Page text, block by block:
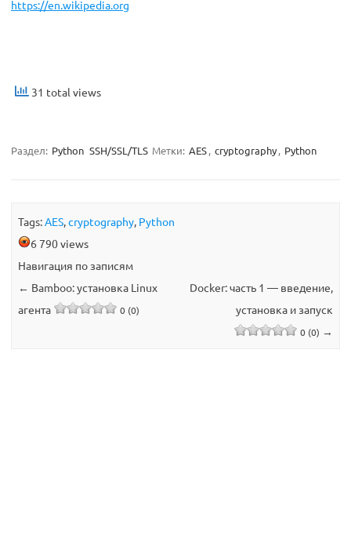
https://en.wikipedia.org
31 total views
Раздел: Python SSH/SSL/TLS Метки: AES, cryptography, Python
Tags:AES,cryptography, Python
6 790 views
Навигация по записям
← Bamboo: установка Linux
агента
0 (0)
Docker: часть 1 — введение,
установка и запуск
0 (0) →